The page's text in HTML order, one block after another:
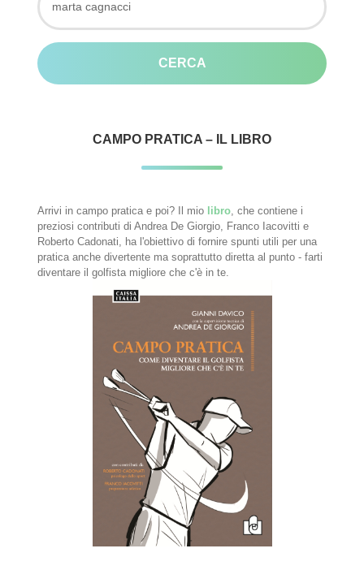
per:
CAMPO PRATICA – IL LIBRO
Arrivi in campo pratica e poi? Il mio libro , che contiene i
preziosi contributi di Andrea De Giorgio, Franco Iacovitti e
Roberto Cadonati, ha l'obiettivo di fornire spunti utili per una
pratica anche divertente ma soprattutto diretta al punto - farti
diventare il golfista migliore che c'è in te.